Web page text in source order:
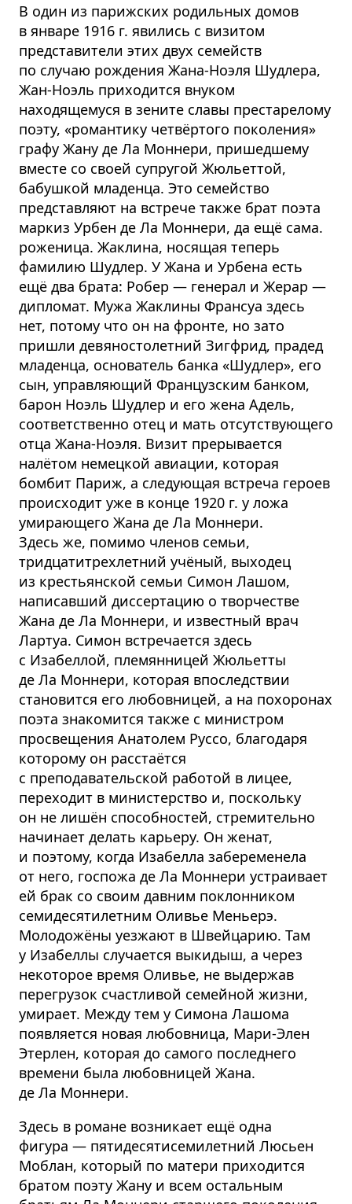
В один из парижских родильных домов
в январе 1916 г. явились с визитом
представители этих двух семейств
по случаю рождения Жана-Ноэля Шудлера,
Жан-Ноэль приходится внуком
находящемуся в зените славы престарелому
поэту, «романтику четвёртого поколения»
графу Жану де Ла Моннери, пришедшему
вместе со своей супругой Жюльеттой,
бабушкой младенца. Это семейство
представляют на встрече также брат поэта
маркиз Урбен де Ла Моннери, да ещё сама.
роженица. Жаклина, носящая теперь
фамилию Шудлер. У Жана и Урбена есть
ещё два брата: Робер — генерал и Жерар —
дипломат. Мужа Жаклины Франсуа здесь
нет, потому что он на фронте, но зато
пришли девяностолетний Зигфрид, прадед
младенца, основатель банка «Шудлер», его
сын, управляющий Французским банком,
барон Ноэль Шудлер и его жена Адель,
соответственно отец и мать отсутствующего
отца Жана-Ноэля. Визит прерывается
налётом немецкой авиации, которая
бомбит Париж, а следующая встреча героев
происходит уже в конце 1920 г. у ложа
умирающего Жана де Ла Моннери.
Здесь же, помимо членов семьи,
тридцатитрехлетний учёный, выходец
из крестьянской семьи Симон Лашом,
написавший диссертацию о творчестве
Жана де Ла Моннери, и известный врач
Лартуа. Симон встречается здесь
с Изабеллой, племянницей Жюльетты
де Ла Моннери, которая впоследствии
становится его любовницей, а на похоронах
поэта знакомится также с министром
просвещения Анатолем Руссо, благодаря
которому он расстаётся
с преподавательской работой в лицее,
переходит в министерство и, поскольку
он не лишён способностей, стремительно
начинает делать карьеру. Он женат,
и поэтому, когда Изабелла забеременела
от него, госпожа де Ла Моннери устраивает
ей брак со своим давним поклонником
семидесятилетним Оливье Меньерэ.
Молодожёны уезжают в Швейцарию. Там
у Изабеллы случается выкидыш, а через
некоторое время Оливье, не выдержав
перегрузок счастливой семейной жизни,
умирает. Между тем у Симона Лашома
появляется новая любовница, Мари-Элен
Этерлен, которая до самого последнего
времени была любовницей Жана.
де Ла Моннери.
Здесь в романе возникает ещё одна
фигура — пятидесятисемилетний Люсьен
Моблан, который по матери приходится
братом поэту Жану и всем остальным